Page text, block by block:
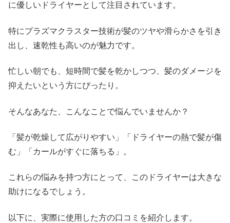
に優しいドライヤーとして注目されています。
特にプラズマクラスター技術が髪のツヤや滑らかさを引き
出し、速乾性も高いのが魅力です。
忙しい朝でも、短時間で髪を乾かしつつ、髪のダメージを
抑えたいという方にぴったり。
そんなあなた、こんなことで悩んでいませんか？
「髪が乾燥して広がりやすい」「ドライヤーの熱で髪が傷
む」「カールがすぐに落ちる」。
これらの悩みを持つ方にとって、このドライヤーは大きな
助けになるでしょう。
以下に、実際に使用した方の口コミを紹介します。